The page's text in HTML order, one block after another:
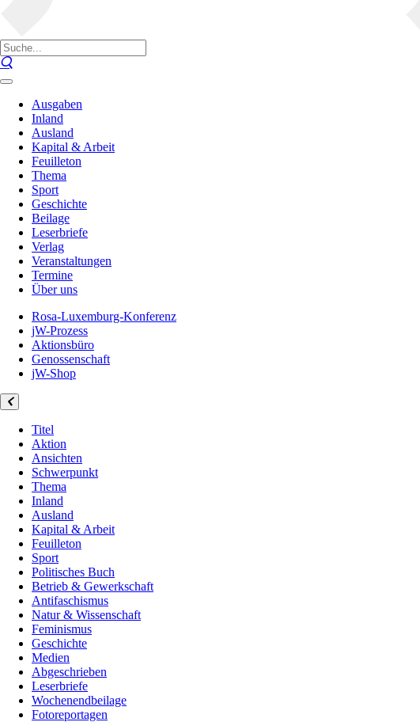
Ausgaben
Inland
Ausland
Kapital & Arbeit
Feuilleton
Thema
Sport
Geschichte
Beilage
Leserbriefe
Verlag
Veranstaltungen
Termine
Über uns
Rosa-Luxemburg-Konferenz
jW-Prozess
Aktionsbüro
Genossenschaft
jW-Shop
Titel
Aktion
Ansichten
Schwerpunkt
Thema
Inland
Ausland
Kapital & Arbeit
Feuilleton
Sport
Politisches Buch
Betrieb & Gewerkschaft
Antifaschismus
Natur & Wissenschaft
Feminismus
Geschichte
Medien
Abgeschrieben
Leserbriefe
Wochenendbeilage
Fotoreportagen